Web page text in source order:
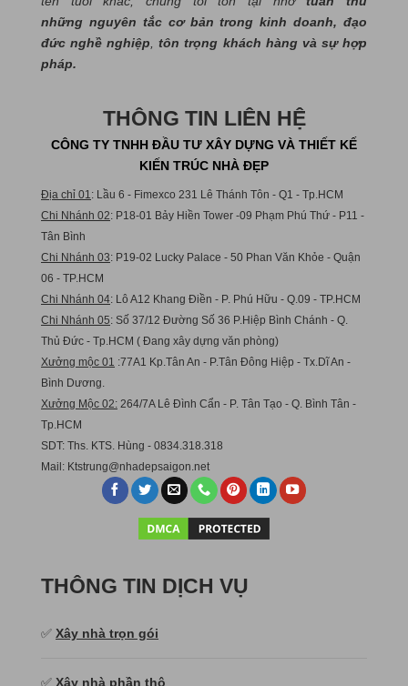
những nguyên tắc cơ bản trong kinh doanh, đạo
đức nghề nghiệp,tôn trọng khách hàng và sự hợp
pháp.
THÔNG TIN LIÊN HỆ
CÔNG TY TNHH ĐẦU TƯ XÂY DỰNG VÀ THIẾT KẾ
KIẾN TRÚC NHÀ ĐẸP
Địa chỉ 01 : Lầu 6 - Fimexco 231 Lê Thánh Tôn - Q1 - Tp.HCM
Chi Nhánh 02: P18-01 Bảy Hiền Tower -09 Phạm Phú Thứ - P11 -
Tân Bình
Chi Nhánh 03: P19-02 Lucky Palace - 50 Phan Văn Khỏe - Quận
06 - TP.HCM
Chi Nhánh 04: Lô A12 Khang Điền - P. Phú Hữu - Q.09 - TP.HCM
Chi Nhánh 05: Số 37/12 Đường Số 36 P.Hiệp Bình Chánh - Q.
Thủ Đức - Tp.HCM ( Đang xây dựng văn phòng)
Xưởng mộc 01
:77A1 Kp.Tân An - P.Tân Đông Hiệp - Tx.Dĩ An -
Bình Dương.
Xưởng Mộc 02: 264/7A Lê Đình Cẩn - P. Tân Tạo - Q. Bình Tân -
Tp.HCM
SDT: Ths. KTS. Hùng - 0834.318.318
Mail: Ktstrung@nhadepsaigon.net
THÔNG TIN DỊCH VỤ
✅ Xây nhà trọn gói
✅ Xây nhà phần thô